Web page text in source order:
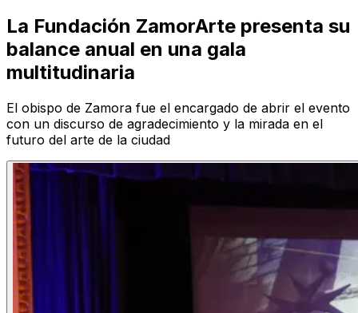
La Fundación ZamorArte presenta su
balance anual en una gala
multitudinaria
El obispo de Zamora fue el encargado de abrir el evento
con un discurso de agradecimiento y la mirada en el
futuro del arte de la ciudad